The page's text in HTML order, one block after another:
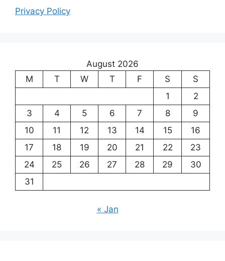
Privacy Policy
August 2026
M
T W T F S
S
1
2
3
4 5 6 7 8
9
10
11 12 13 14 15
16
17
18 19 20 21 22
23
24
25 26 27 28 29
30
31
« Jan